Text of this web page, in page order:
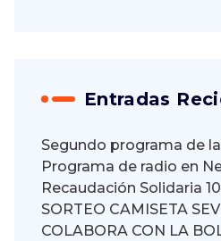
Entradas
Segundo programa de
Programa de radio en
Recaudación Solidaria
SORTEO CAMISETA
COLABORA CON LA